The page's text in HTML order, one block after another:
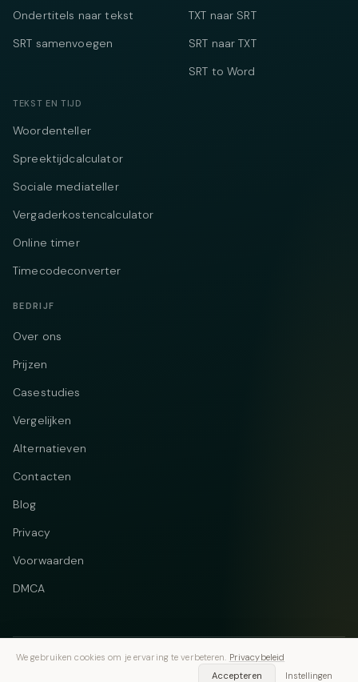
Ondertitels naar tekst
SRT samenvoegen
TXT naar SRT
SRT naar TXT
SRT to Word
TEKST EN TIJD
Woordenteller
Spreektijdcalculator
Sociale mediateller
Vergaderkostencalculator
Online timer
Timecodeconverter
BEDRIJF
Over ons
Prijzen
Casestudies
Vergelijken
Alternatieven
Contacten
Blog
Privacy
Voorwaarden
DMCA
© 2026 Vastflow. Alle rechten voorbehouden. Telegram
We gebruiken cookies om je ervaring te verbeteren. Privacybeleid
Accepteren
Instellingen